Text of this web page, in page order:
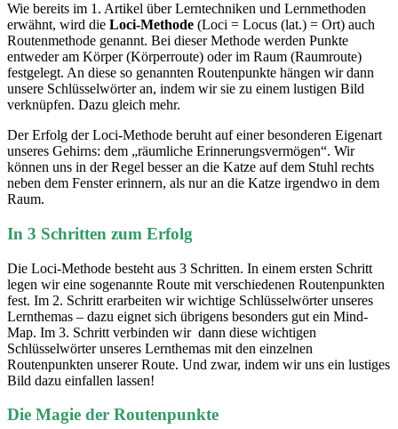
Wie bereits im 1. Artikel über Lerntechniken und Lernmethoden
erwähnt, wird die Loci-Methode (Loci = Locus (lat.) = Ort) auch
Routenmethode genannt. Bei dieser Methode werden Punkte
entweder am Körper (Körperroute) oder im Raum (Raumroute)
festgelegt. An diese so genannten Routenpunkte hängen wir dann
unsere Schlüsselwörter an, indem wir sie zu einem lustigen Bild
verknüpfen. Dazu gleich mehr.
Der Erfolg der Loci-Methode beruht auf einer besonderen Eigenart
unseres Gehirns: dem „räumliche Erinnerungsvermögen“. Wir
können uns in der Regel besser an die Katze auf dem Stuhl rechts
neben dem Fenster erinnern, als nur an die Katze irgendwo in dem
Raum.
In 3 Schritten zum Erfolg
Die Loci-Methode besteht aus 3 Schritten. In einem ersten Schritt
legen wir eine sogenannte Route mit verschiedenen Routenpunkten
fest. Im 2. Schritt erarbeiten wir wichtige Schlüsselwörter unseres
Lernthemas – dazu eignet sich übrigens besonders gut ein Mind-
Map. Im 3. Schritt verbinden wir dann diese wichtigen
Schlüsselwörter unseres Lernthemas mit den einzelnen
Routenpunkten unserer Route. Und zwar, indem wir uns ein lustiges
Bild dazu einfallen lassen!
Die Magie der Routenpunkte